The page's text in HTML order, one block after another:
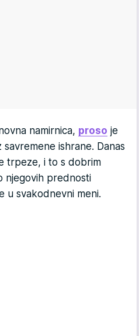
namirnica, proso je
ishrane. Danas
trpeze, i to s dobrim
njegovih prednosti
u svakodnevni meni.